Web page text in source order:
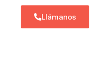
Llámanos